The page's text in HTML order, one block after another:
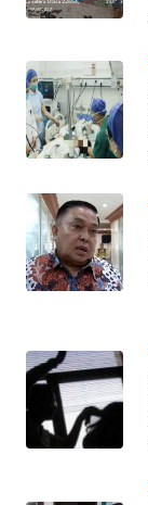
PENDIDIKAN
OLAHRAGA
OPINI
EDITORIAL
INDEKS
BERITA